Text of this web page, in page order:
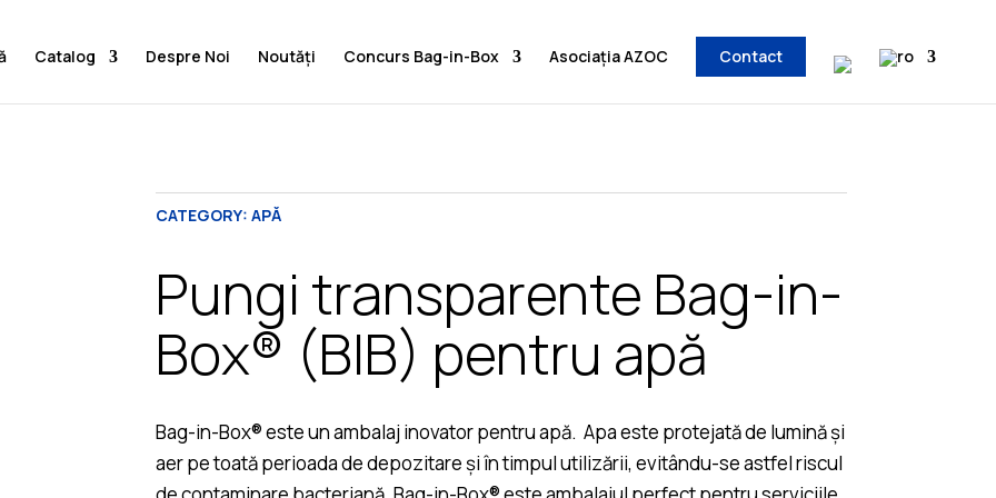
Catalog Despre Noi Noutăți Concurs Bag-in-Box Asociația AZOC Contact
CATEGORY:APĂ
Pungi transparente Bag-in-
Box® (BIB) pentru apă
Bag-in-Box® este un ambalaj inovator pentru apă. Apa este protejată de lumină și
aer pe toată perioada de depozitare și în timpul utilizării, evitându-se astfel riscul